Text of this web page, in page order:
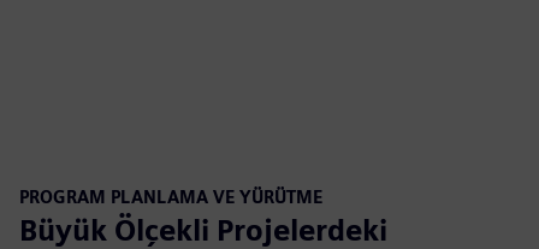
PROGRAM PLANLAMA VE YÜRÜTME
Büyük Ölçekli Projelerdeki